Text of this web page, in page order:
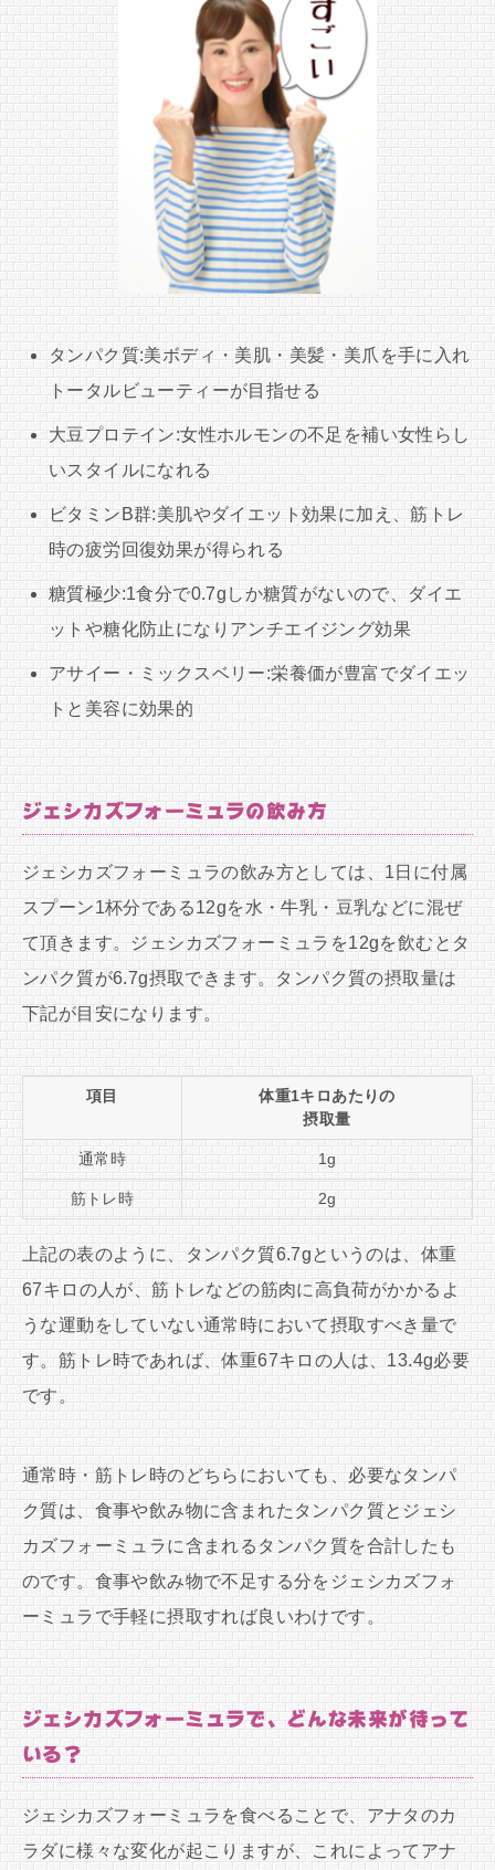
タンパク質:美ボディ・美肌・美髪・美爪を手に入れ
トータルビューティーが目指せる
大豆プロテイン:女性ホルモンの不足を補い女性らし
いスタイルになれる
ビタミンB群:美肌やダイエット効果に加え、筋トレ
時の疲労回復効果が得られる
糖質極少:1食分で0.7gしか糖質がないので、ダイエ
ットや糖化防止になりアンチエイジング効果
アサイー・ミックスベリー:栄養価が豊富でダイエッ
トと美容に効果的
ジェシカズフォーミュラの飲み方
ジェシカズフォーミュラの飲み方としては、1日に付属
スプーン1杯分である12gを水・牛乳・豆乳などに混ぜ
て頂きます。ジェシカズフォーミュラを12gを飲むとタ
ンパク質が6.7g摂取できます。タンパク質の摂取量は
下記が目安になります。
項目
体重1キロあたりの
摂取量
通常時 1g
筋トレ時 2g
上記の表のように、タンパク質6.7gというのは、体重
67キロの人が、筋トレなどの筋肉に高負荷がかかるよ
うな運動をしていない通常時において摂取すべき量で
す。筋トレ時であれば、体重67キロの人は、13.4g必要
です。
通常時・筋トレ時のどちらにおいても、必要なタンパ
ク質は、食事や飲み物に含まれたタンパク質とジェシ
カズフォーミュラに含まれるタンパク質を合計したも
のです。食事や飲み物で不足する分をジェシカズフォ
ーミュラで手軽に摂取すれば良いわけです。
ジェシカズフォーミュラで、どんな未来が待って
いる？
ジェシカズフォーミュラを食べることで、アナタのカ
ラダに様々な変化が起こりますが、これによってアナ